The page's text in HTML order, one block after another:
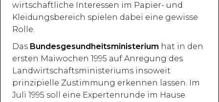
wirtschaftliche Interessen im Papier- und
Kleidungsbereich spielen dabei eine gewisse
Rolle.
Das Bundesgesundheitsministerium hat in den
ersten Maiwochen 1995 auf Anregung des
Landwirtschaftsministeriums insoweit
prinzipielle Zustimmung erkennen lassen. Im
Juli 1995 soll eine Expertenrunde im Hause